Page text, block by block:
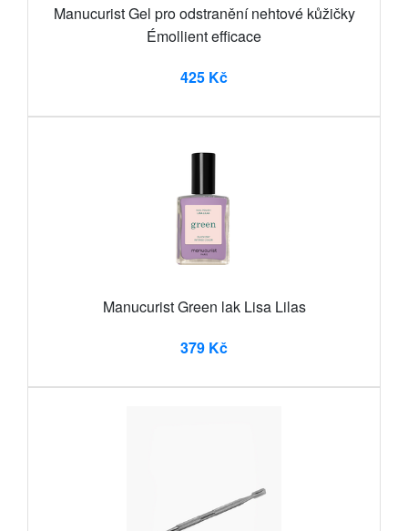
Manucurist Gel pro odstranění nehtové kůžičky
Émollient efficace
425 Kč
Manucurist Green lak Lisa Lilas
379 Kč